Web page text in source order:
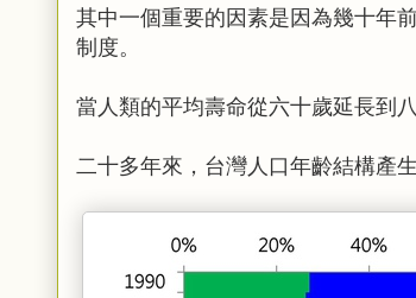
其中一個重要的因素是因為幾十年
制度。
當人類的平均壽命從六十歲延長到
二十多年來，台灣人口年齡結構產